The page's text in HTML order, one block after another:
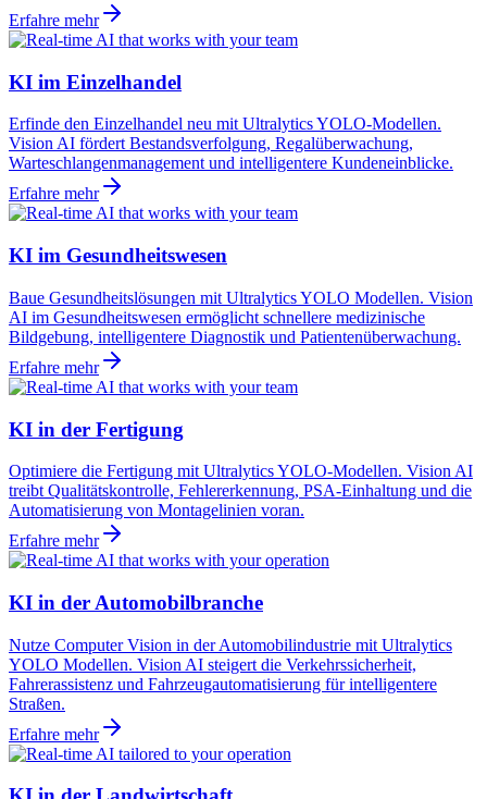
Erfahre mehr
KI im Einzelhandel
Erfinde den Einzelhandel neu mit Ultralytics YOLO-Modellen.
Vision AI fördert Bestandsverfolgung, Regalüberwachung,
Warteschlangenmanagement und intelligentere Kundeneinblicke.
Erfahre mehr
KI im Gesundheitswesen
Baue Gesundheitslösungen mit Ultralytics YOLO Modellen. Vision
AI im Gesundheitswesen ermöglicht schnellere medizinische
Bildgebung, intelligentere Diagnostik und Patientenüberwachung.
Erfahre mehr
KI in der Fertigung
Optimiere die Fertigung mit Ultralytics YOLO-Modellen. Vision AI
treibt Qualitätskontrolle, Fehlererkennung, PSA-Einhaltung und die
Automatisierung von Montagelinien voran.
Erfahre mehr
KI in der Automobilbranche
Nutze Computer Vision in der Automobilindustrie mit Ultralytics
YOLO Modellen. Vision AI steigert die Verkehrssicherheit,
Fahrerassistenz und Fahrzeugautomatisierung für intelligentere
Straßen.
Erfahre mehr